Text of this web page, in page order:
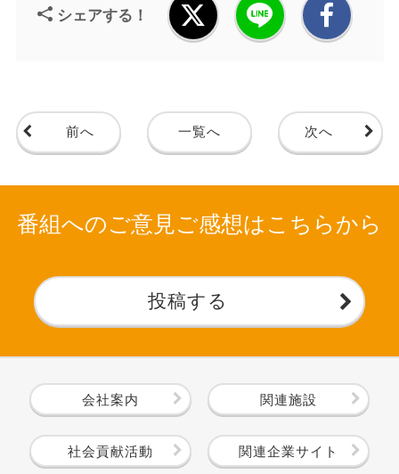
シェアする！
前へ 一覧へ 次へ
番組へのご意見ご感想はこちらから
投稿する
会社案内 関連施設
社会貢献活動 関連企業サイト